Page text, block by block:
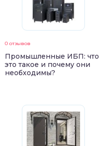
0 отзывов
Промышленные ИБП: что
это такое и почему они
необходимы?